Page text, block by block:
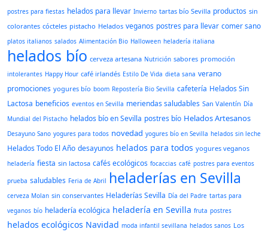
postres para fiestas helados para llevar Invierno tartas bío Sevilla productos sin
colorantes cócteles pistacho Helados veganos postres para llevar comer sano
platos italianos salados Alimentación Bio Halloween heladería italiana
helados bío cerveza artesana Nutrición sabores promoción
intolerantes Happy Hour café irlandés Estilo De Vida dieta sana verano
promociones yogures bío boom Repostería Bio Sevilla cafetería Helados Sin
Lactosa beneficios eventos en Sevilla meriendas saludables San Valentín Día
Mundial del Pistacho helados bío en Sevilla postres bío Helados Artesanos
Desayuno Sano yogures para todos novedad yogures bío en Sevilla helados sin leche
Helados Todo El Año desayunos helados para todos yogures veganos
heladería fiesta sin lactosa cafés ecológicos focaccias café postres para eventos
prueba saludables Feria de Abril heladerías en Sevilla
cerveza Molan sin conservantes Heladerías Sevilla Día del Padre tartas para
veganos bío heladería ecológica heladería en Sevilla fruta postres
helados ecológicos Navidad moda infantil sevillana helados sanos Los